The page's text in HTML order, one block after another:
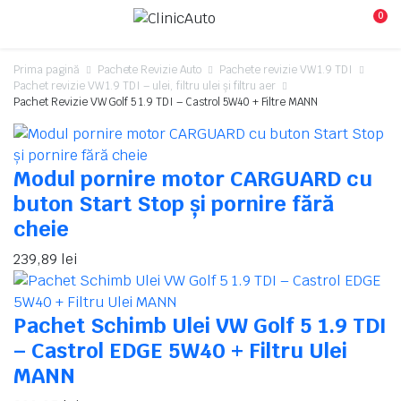
0
Prima pagină Pachete Revizie Auto
Pachete revizie VW 1.9 TDI
Pachet revizie VW 1.9 TDI – ulei, filtru ulei și filtru aer
Pachet Revizie VW Golf 5 1.9 TDI – Castrol 5W40 + Filtre MANN
Modul pornire motor CARGUARD cu
buton Start Stop și pornire fără
cheie
239,89 lei
Pachet Schimb Ulei VW Golf 5 1.9 TDI
– Castrol EDGE 5W40 + Filtru Ulei
MANN